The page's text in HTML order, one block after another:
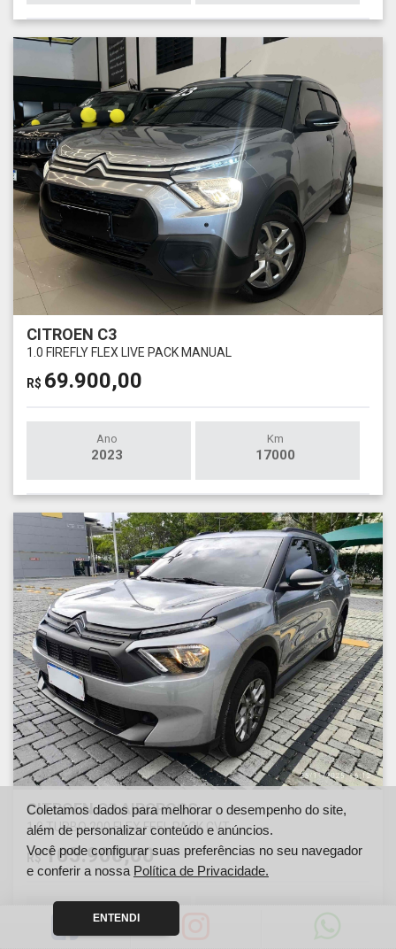
CITROEN C3
1.0 FIREFLY FLEX LIVE PACK MANUAL
R$ 69.900,00
Ano
2023
Km
17000
CITROEN C3 AIRCROSS
1.0 TURBO 200 FLEX FEEL PACK CVT
R$105.900,00
Ano
Coletamos dados para melhorar o desempenho do site,
além de personalizar conteúdo e anúncios.
Você pode configurar suas preferências no seu navegador
e conferir a nossa Política de Privacidade.
ENTENDI